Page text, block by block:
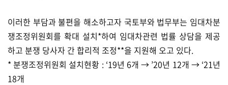
이러한 부담과 불편을 해소하고자 국토부와 법무부는 임대차분
쟁조정위원회를 확대 설치*하여 임대차관련 법률 상담을 제공
하고 분쟁 당사자 간 합리적 조정**을 지원해 오고 있다.
* 분쟁조정위원회 설치현황 : ‘19년 6개 → ’20년 12개 → ‘21년
18개